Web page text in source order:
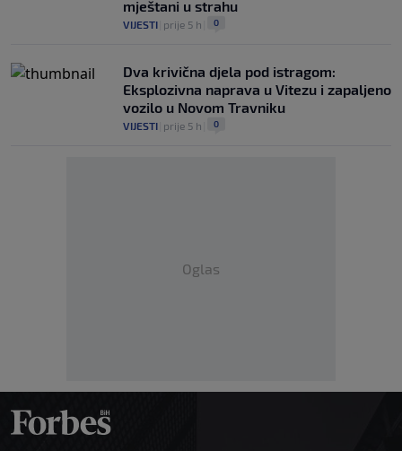
mještani u strahu
VIJESTI prije 5 h 0
Dva krivična djela pod istragom:
Eksplozivna naprava u Vitezu i zapaljeno
vozilo u Novom Travniku
VIJESTI prije 5 h 0
Oglas